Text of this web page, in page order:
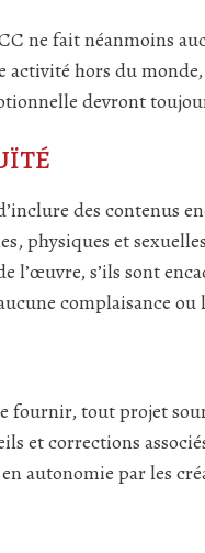
ne fait néanmoins
hors du
devront
des contenus
physiques et
s’ils sont
complaisance
fournir, tout projet
et corrections
autonomie par les